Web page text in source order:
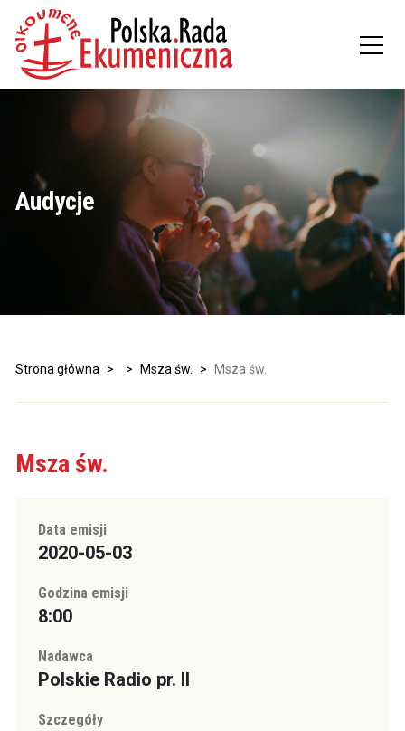
Audycje
Strona główna > > Msza św. > Msza św.
Msza św.
Data emisji
2020-05-03
Godzina emisji
8:00
Nadawca
Polskie Radio pr. II
Szczegóły